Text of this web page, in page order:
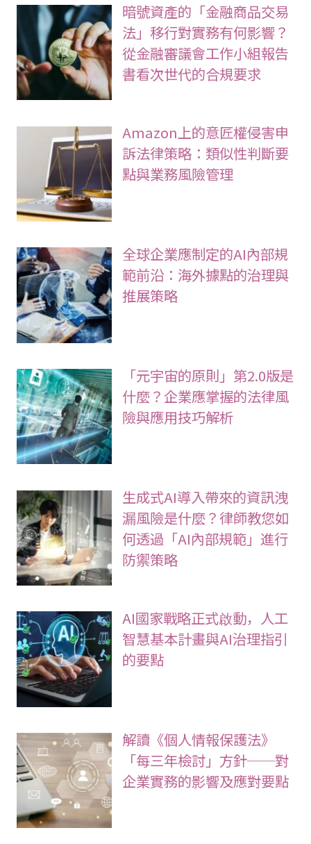
暗號資產的「金融商品交易
法」移行對實務有何影響？
從金融審議會工作小組報告
書看次世代的合規要求
Amazon上的意匠權侵害申
訴法律策略：類似性判斷要
點與業務風險管理
全球企業應制定的AI內部規
範前沿：海外據點的治理與
推展策略
「元宇宙的原則」第2.0版是
什麼？企業應掌握的法律風
險與應用技巧解析
生成式AI導入帶來的資訊洩
漏風險是什麼？律師教您如
何透過「AI內部規範」進行
防禦策略
AI國家戰略正式啟動，人工
智慧基本計畫與AI治理指引
的要點
解讀《個人情報保護法》
「每三年檢討」方針──對
企業實務的影響及應對要點